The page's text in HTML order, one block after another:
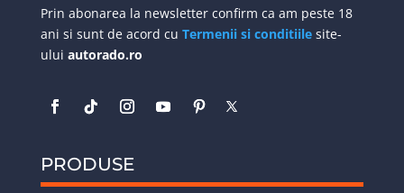
Prin abonarea la newsletter confirm ca am peste 18
ani si sunt de acord cu Termenii si conditiilesite-
ului autorado.ro
PRODUSE